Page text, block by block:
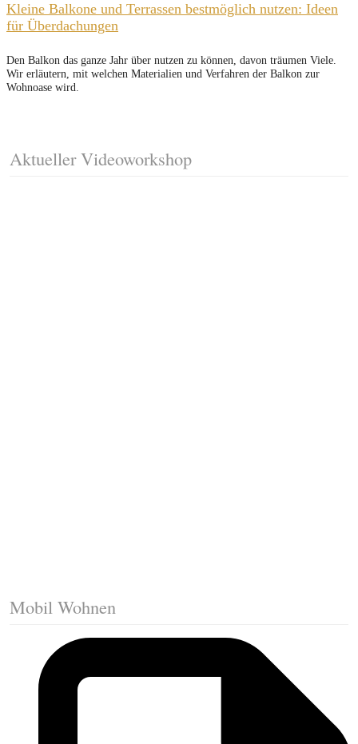
Kleine Balkone und Terrassen bestmöglich nutzen: Ideen
für Überdachungen
Den Balkon das ganze Jahr über nutzen zu können, davon träumen Viele.
Wir erläutern, mit welchen Materialien und Verfahren der Balkon zur
Wohnoase wird.
Aktueller Videoworkshop
Mobil Wohnen